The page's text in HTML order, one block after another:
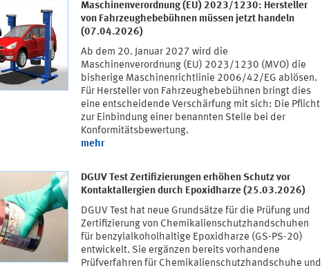
Maschinenverordnung (EU) 2023/1230: Hersteller
von Fahrzeughebebühnen müssen jetzt handeln
(07.04.2026)
Ab dem 20. Januar 2027 wird die
Maschinenverordnung (EU) 2023/1230 (MVO) die
bisherige Maschinenrichtlinie 2006/42/EG ablösen.
Für Hersteller von Fahrzeughebebühnen bringt dies
eine entscheidende Verschärfung mit sich: Die Pflicht
zur Einbindung einer benannten Stelle bei der
Konformitätsbewertung.
mehr
DGUV Test Zertifizierungen erhöhen Schutz vor
Kontaktallergien durch Epoxidharze (25.03.2026)
DGUV Test hat neue Grundsätze für die Prüfung und
Zertifizierung von Chemikalienschutzhandschuhen
für benzylalkoholhaltige Epoxidharze (GS-PS-20)
entwickelt. Sie ergänzen bereits vorhandene
Prüfverfahren für Chemikalienschutzhandschuhe und